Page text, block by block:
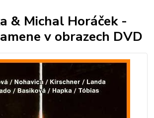
& Michal Horáček -
v obrazech DVD